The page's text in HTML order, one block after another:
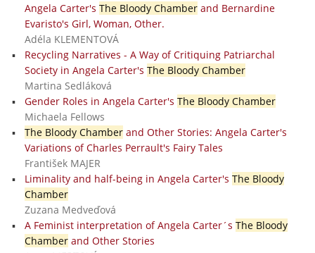
Angela Carter's The Bloody Chamberand Bernardine
Evaristo's Girl, Woman, Other.
Adéla KLEMENTOVÁ
Recycling Narratives - A Way of Critiquing Patriarchal
Society in Angela Carter's The Bloody Chamber
Martina Sedláková
Gender Roles in Angela Carter's The Bloody Chamber
Michaela Fellows
The Bloody Chamberand Other Stories: Angela Carter's
Variations of Charles Perrault's Fairy Tales
František MAJER
Liminality and half-being in Angela Carter's The Bloody
Chamber
Zuzana Medveďová
A Feminist interpretation of Angela Carter´s The Bloody
Chamberand Other Stories